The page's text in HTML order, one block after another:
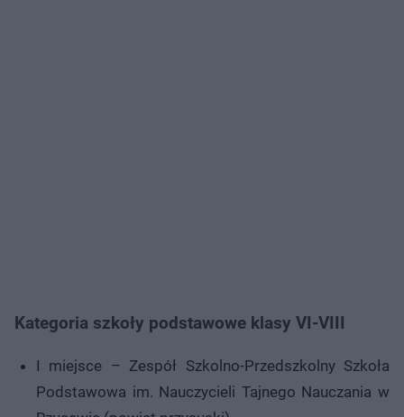
Kategoria szkoły podstawowe klasy VI-VIII
I miejsce – Zespół Szkolno-Przedszkolny Szkoła
Podstawowa im. Nauczycieli Tajnego Nauczania w